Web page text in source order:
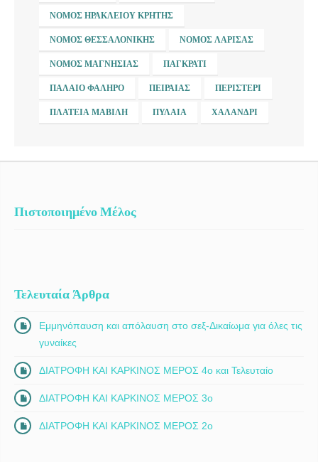
ΝΟΜΌΣ ΗΡΑΚΛΕΊΟΥ ΚΡΉΤΗΣ
ΝΟΜΌΣ ΘΕΣΣΑΛΟΝΊΚΗΣ ΝΟΜΌΣ ΛΆΡΙΣΑΣ
ΝΟΜΌΣ ΜΑΓΝΗΣΊΑΣ ΠΑΓΚΡΆΤΙ
ΠΑΛΑΙΌ ΦΆΛΗΡΟ ΠΕΙΡΑΙΆΣ ΠΕΡΙΣΤΈΡΙ
ΠΛΑΤΕΊΑ ΜΑΒΊΛΗ ΠΥΛΑΊΑ ΧΑΛΆΝΔΡΙ
Πιστοποιημένο Μέλος
Τελευταία Άρθρα
Εμμηνόπαυση και απόλαυση στο σεξ-Δικαίωμα για όλες τις
γυναίκες
ΔΙΑΤΡΟΦΗ ΚΑΙ ΚΑΡΚΙΝΟΣ ΜΕΡΟΣ 4ο και Τελευταίο
ΔΙΑΤΡΟΦΗ ΚΑΙ ΚΑΡΚΙΝΟΣ ΜΕΡΟΣ 3ο
ΔΙΑΤΡΟΦΗ ΚΑΙ ΚΑΡΚΙΝΟΣ ΜΕΡΟΣ 2ο